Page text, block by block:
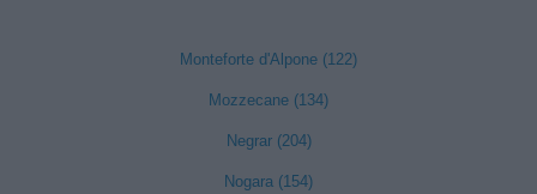
Monteforte d'Alpone (122)
Mozzecane (134)
Negrar (204)
Nogara (154)